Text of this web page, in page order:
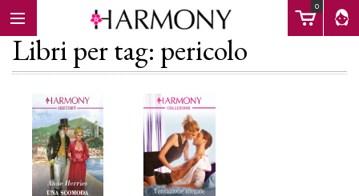
0
EBOOK
Libri per tag: pericolo